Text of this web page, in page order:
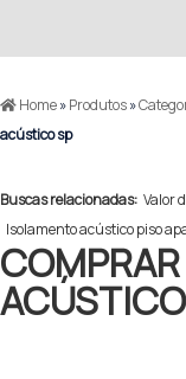
Home»Produtos»
acústico sp
Buscas relacionadas: Valor
Isolamento acústico piso